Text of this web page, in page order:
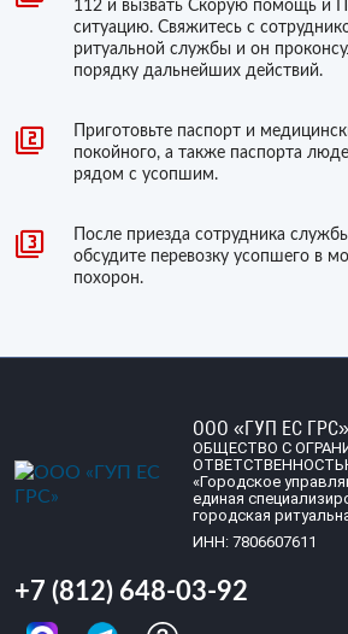
112 и вызвать Скорую помощь и
ситуацию. Свяжитесь с
ритуальной службы и он
порядку дальнейших действий.
Приготовьте паспорт и
покойного, а также паспорта
рядом с усопшим.
После приезда сотрудника
обсудите перевозку усопшего в
похорон.
ООО «ГУП ЕС ГРС»
ОБЩЕСТВО С
«Городское
единая
городская
ИНН: 7806607611
+7 (812) 648-03-92